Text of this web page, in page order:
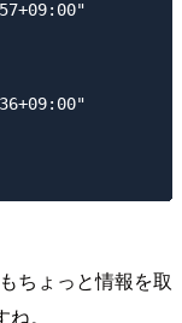
ちょっと情報を取
。